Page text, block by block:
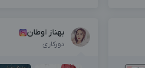
بهناز اوطان
دورکاری